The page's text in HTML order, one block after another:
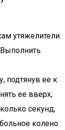
утяжелители.
Выполнить
подтянув ее к
ее вверх,
секунд;
колено